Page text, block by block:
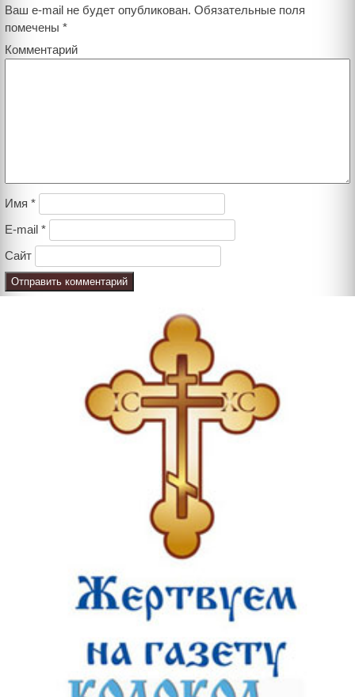
Ваш e-mail не будет опубликован. Обязательные поля
помечены *
Комментарий
Имя *
E-mail *
Сайт